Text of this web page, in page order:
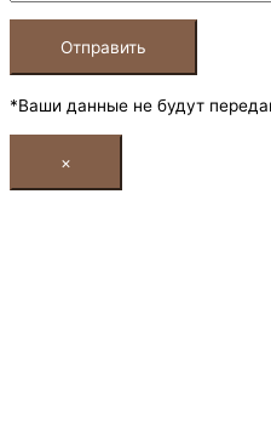
*Ваши данные не будут
×